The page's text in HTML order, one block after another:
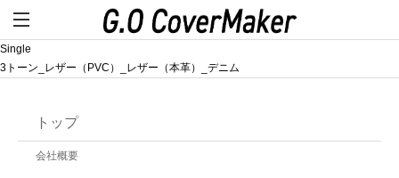
Single
3トーン_レザー（PVC）_レザー（本革）_デニム
トップ
会社概要